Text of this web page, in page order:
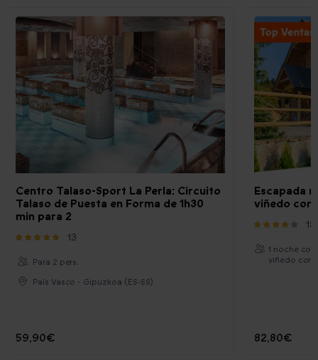
Centro Talaso-Sport La Perla: Circuito
Talaso de Puesta en Forma de 1h30
min para 2
13
Para 2 pers.
País Vasco - Gipuzkoa (ES-SS)
59,90€
Escapada
viñedo con
1 noche
viñedo con
82,80€